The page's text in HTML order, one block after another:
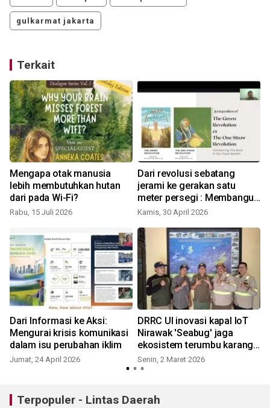
gulkarmat jakarta
Terkait
Mengapa otak manusia
lebih membutuhkan hutan
dari pada Wi-Fi?
Rabu, 15 Juli 2026
Dari revolusi sebatang
jerami ke gerakan satu
meter persegi : Membangun
ketahanan pangan
Kamis, 30 April 2026
Dari Informasi ke Aksi:
Mengurai krisis komunikasi
dalam isu perubahan iklim
Jumat, 24 April 2026
DRRC UI inovasi kapal IoT
Nirawak 'Seabug' jaga
ekosistem terumbu karang
Karimunjawa
Senin, 2 Maret 2026
Terpopuler - Lintas Daerah